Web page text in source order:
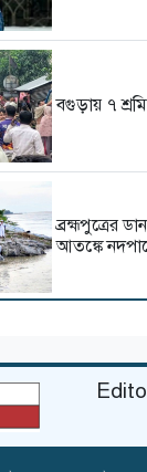
বগুড়ায় ৭
ব্রহ্মপুত্রের
আতঙ্কে
বেড়ে ৮